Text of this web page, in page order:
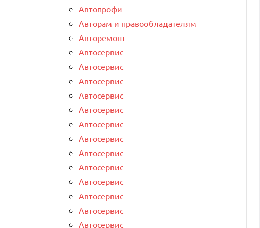
Автопрофи
Авторам и правообладателям
Авторемонт
Автосервис
Автосервис
Автосервис
Автосервис
Автосервис
Автосервис
Автосервис
Автосервис
Автосервис
Автосервис
Автосервис
Автосервис
Автосервис